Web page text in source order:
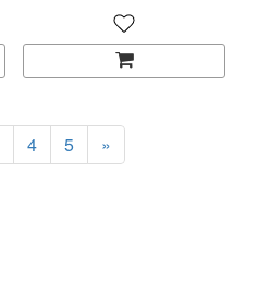
4 5 »